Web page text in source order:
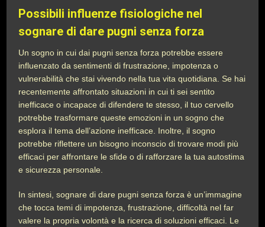
Possibili influenze fisiologiche nel
sognare di dare pugni senza forza
Un sogno in cui dai pugni senza forza potrebbe essere
influenzato da sentimenti di frustrazione, impotenza o
vulnerabilità che stai vivendo nella tua vita quotidiana. Se hai
recentemente affrontato situazioni in cui ti sei sentito
inefficace o incapace di difendere te stesso, il tuo cervello
potrebbe trasformare queste emozioni in un sogno che
esplora il tema dell’azione inefficace. Inoltre, il sogno
potrebbe riflettere un bisogno inconscio di trovare modi più
efficaci per affrontare le sfide o di rafforzare la tua autostima
e sicurezza personale.
In sintesi, sognare di dare pugni senza forza è un’immagine
che tocca temi di impotenza, frustrazione, difficoltà nel far
valere la propria volontà e la ricerca di soluzioni efficaci. Le